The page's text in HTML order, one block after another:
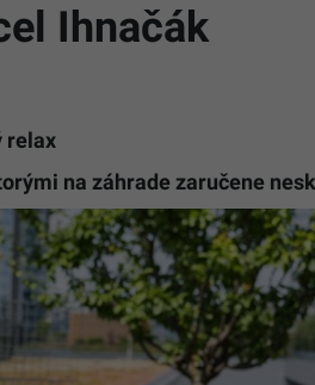
Ihnačák
relax
na záhrade zaručene